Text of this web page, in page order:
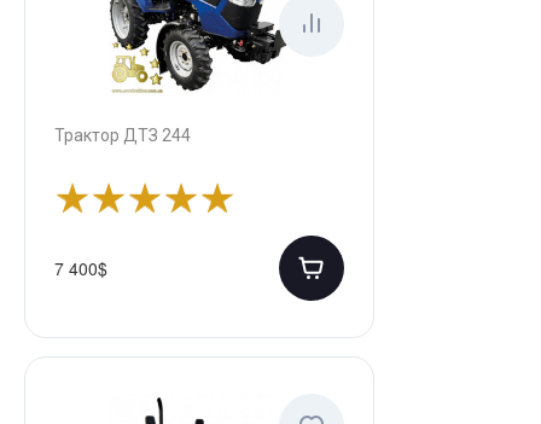
Трактор ДТЗ 244
7 400$